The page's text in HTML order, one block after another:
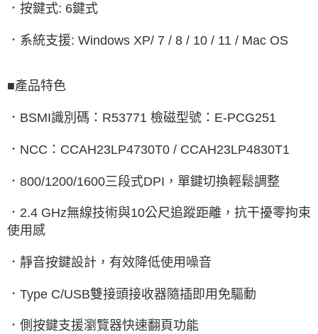
．按鍵式: 6鍵式
．系統支援: Windows XP/ 7 / 8 / 10 / 11 / Mac OS
■產品特色
．BSMI識別碼：R53771 檢磁型號：E-PCG251
．NCC：CCAH23LP4730T0 / CCAH23LP4830T1
．800/1200/1600三段式DPI，單鍵切換輕鬆調整
．2.4 GHz無線技術與10公尺追蹤距離，抗干擾零拘束
使用感
．靜音按鍵設計，有效降低使用噪音
．Type C/USB雙接頭接收器隨插即用免驅動
．側按鍵支援瀏覽器快速翻頁功能